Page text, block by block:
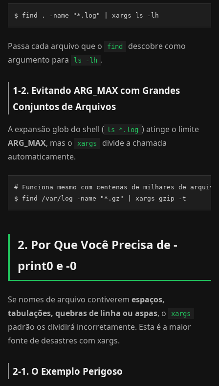
$ find . -name "*.log" | xargs ls -lh
Passa cada arquivo que o find
descobre como
argumento para
ls -lh .
1-2. Evitando ARG_MAX com Grandes
Conjuntos de Arquivos
A expansão glob do shell ( ls *.log ) atinge o limite
ARG_MAX, mas o xargs
divide a chamada
automaticamente.
# Funciona mesmo com centenas de milhares de
$ find /var/log -name "*.gz" | xargs gzip -t
2. Por Que Você Precisa de -
print0 e -0
Se nomes de arquivo contiverem espaços,
tabulações, quebras de linha ou aspas, o xargs
padrão os dividirá incorretamente. Esta é a maior
fonte de desastres com xargs.
2-1. O Exemplo Perigoso